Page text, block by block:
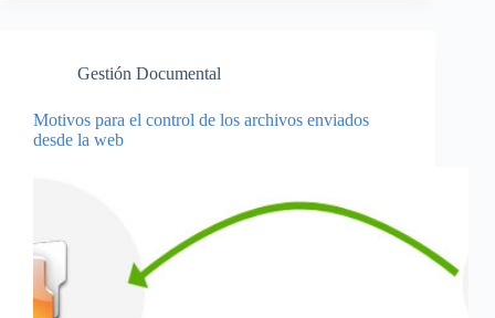
Gestión Documental
Motivos para el control de los archivos enviados
desde la web